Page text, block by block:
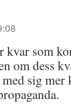
kvar som
om dess
sig mer